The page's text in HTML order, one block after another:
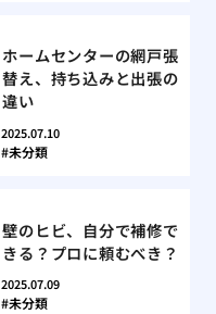
ホームセンターの網戸張
替え、持ち込みと出張の
違い
2025.07.10
未分類
壁のヒビ、自分で補修で
きる？プロに頼むべき？
2025.07.09
未分類